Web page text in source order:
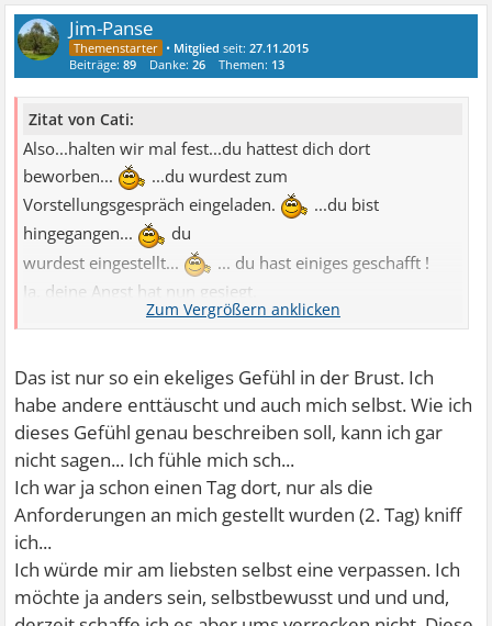
Jim-Panse
• Mitglied seit:27.11.2015
Beiträge:89 Danke:26 Themen: 13
Zitat von Cati:
Also...halten wir mal fest...du hattest dich dort
beworben...
...du wurdest zum
Vorstellungsgespräch eingeladen.
...du bist
hingegangen...
du
wurdest eingestellt...
... du hast einiges geschafft !
Ja, deine Angst hat nun gesiegt.
Ja, ärgerlich und großer Mist. ( Sorry )
Du kannst dich schämen, dafür, daβ du es nicht
durchgezogen hast.
Aber auf keinen Fall darfst du es soweit kommen lassen,
daβ du dich generell
für DICH SELBST schämst.
Ich bin auch nicht mehr die Person, die ich vor 2 Jahren
war ( vor meinem
Burn Out ). Leider. Aber ich passe auf, daβ ich mich nicht
dafür schäme und
mich generell abwerte.
Das ist nur so ein ekeliges Gefühl in der Brust. Ich
habe andere enttäuscht und auch mich selbst. Wie ich
dieses Gefühl genau beschreiben soll, kann ich gar
nicht sagen... Ich fühle mich sch...
Ich war ja schon einen Tag dort, nur als die
Anforderungen an mich gestellt wurden (2. Tag) kniff
ich...
Ich würde mir am liebsten selbst eine verpassen. Ich
möchte ja anders sein, selbstbewusst und und und,